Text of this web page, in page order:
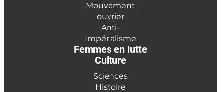
Mouvement
ouvrier
Anti-
Impérialisme
Femmes en lutte
Culture
Sciences
Histoire